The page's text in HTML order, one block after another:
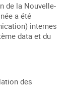
de la Nouvelle-
a été
internes
data et du
des